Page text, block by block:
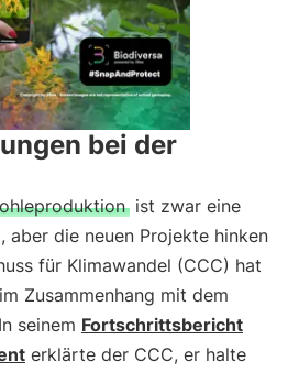
bei der
ist zwar eine
aber die neuen Projekte hinken
für Klimawandel (CCC) hat
Zusammenhang mit dem
seinem Fortschrittsbericht
erklärte der CCC, er halte